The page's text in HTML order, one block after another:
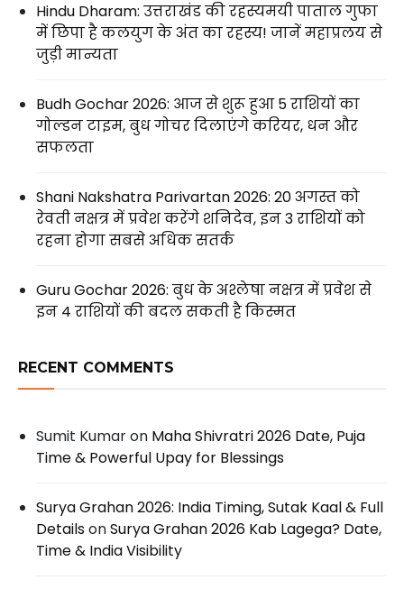
Hindu Dharam: उत्तराखंड की रहस्यमयी पाताल गुफा
में छिपा है कलयुग के अंत का रहस्य! जानें महाप्रलय से
जुड़ी मान्यता
Budh Gochar 2026: आज से शुरू हुआ 5 राशियों का
गोल्डन टाइम, बुध गोचर दिलाएंगे करियर, धन और
सफलता
Shani Nakshatra Parivartan 2026: 20 अगस्त को
रेवती नक्षत्र में प्रवेश करेंगे शनिदेव, इन 3 राशियों को
रहना होगा सबसे अधिक सतर्क
Guru Gochar 2026: बुध के अश्लेषा नक्षत्र में प्रवेश से
इन 4 राशियों की बदल सकती है किस्मत
RECENT COMMENTS
Sumit Kumaron Maha Shivratri 2026 Date, Puja
Time & Powerful Upay for Blessings
Surya Grahan 2026: India Timing, Sutak Kaal & Full
DetailsonSurya Grahan 2026 Kab Lagega? Date,
Time & India Visibility